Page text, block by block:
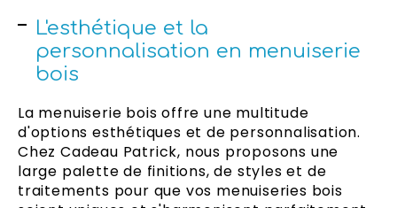
L'esthétique et la
personnalisation en menuiserie
bois
La menuiserie bois offre une multitude
d'options esthétiques et de personnalisation.
Chez Cadeau Patrick, nous proposons une
large palette de finitions, de styles et de
traitements pour que vos menuiseries bois